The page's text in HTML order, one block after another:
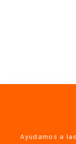
Ayudamos a